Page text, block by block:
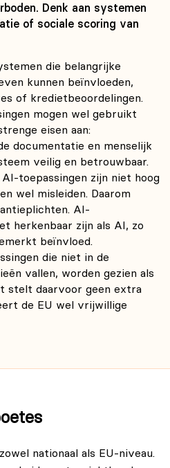
Denk aan systemen
of sociale scoring van
die belangrijke
kunnen beïnvloeden,
of kredietbeoordelingen.
mogen wel gebruikt
eisen aan:
documentatie en menselijk
veilig en betrouwbaar.
AI-toepassingen zijn niet hoog
wel misleiden. Daarom
AI-
herkenbaar zijn als AI, zo
beïnvloed.
die niet in de
vallen, worden gezien als
stelt daarvoor geen extra
de EU wel vrijwillige
nationaal als EU-niveau.